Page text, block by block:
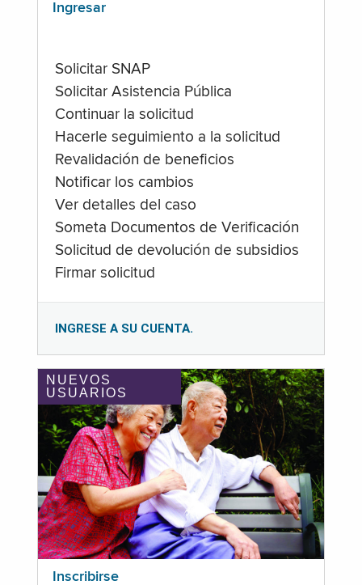
Ingresar
Solicitar SNAP
Solicitar Asistencia Pública
Continuar la solicitud
Hacerle seguimiento a la solicitud
Revalidación de beneficios
Notificar los cambios
Ver detalles del caso
Someta Documentos de Verificación
Solicitud de devolución de subsidios
Firmar solicitud
INGRESE A SU CUENTA.
NUEVOS
USUARIOS
Inscribirse